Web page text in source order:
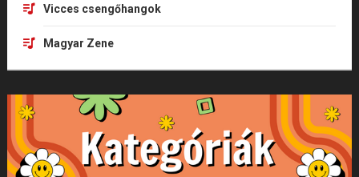
Vicces csengőhangok
Magyar Zene